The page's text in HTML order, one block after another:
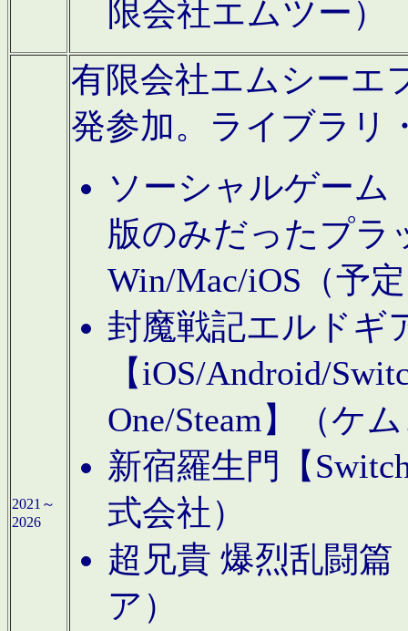
限会社エムツー）
2021～
2026
有限会社エムシーエ
発参加。ライブラリ
ソーシャルゲーム
版のみだったプラ
Win/Mac/iOS（予
封魔戦記エルドギ
【iOS/Android/
One/Steam】（ケ
新宿羅生門【
式会社）
超兄貴 爆烈乱闘篇
ア）